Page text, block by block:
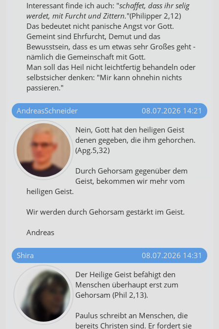
Interessant finde ich auch: "schaffet, dass ihr selig
werdet, mit Furcht und Zittern."(Philipper 2,12)
Das bedeutet nicht panische Angst vor Gott.
Gemeint sind Ehrfurcht, Demut und das
Bewusstsein, dass es um etwas sehr Großes geht -
nämlich die Gemeinschaft mit Gott.
Man soll das Heil nicht leichtfertig behandeln oder
selbstsicher denken: "Mir kann ohnehin nichts
passieren."
AndreasSchneider
08.07.2026 14:21
Nein, Gott hat den heiligen Geist
denen gegeben, die ihm gehorchen.
(Apg.5,32)
Durch Gehorsam gegenüber dem
Geist, bekommen wir mehr vom
heiligen Geist.
Wir werden durch Gehorsam gestärkt im Geist.
Andreas
Shira
08.07.2026 14:31
Der Heilige Geist befähigt den
Menschen überhaupt erst zum
Gehorsam (Phil 2,13).
Paulus schreibt an Menschen, die
bereits Christen sind. Er fordert sie